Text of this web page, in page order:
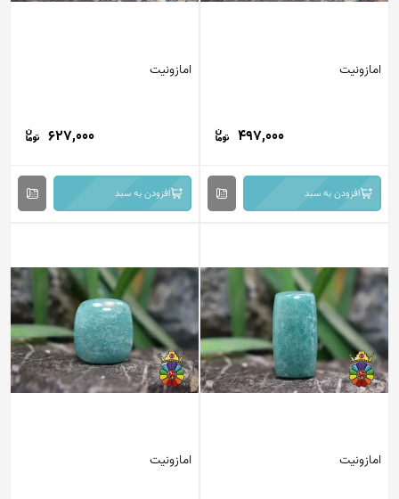
امازونیت
497,000
افزودن به سبد
امازونیت
627,000
افزودن به سبد
امازونیت امازونیت